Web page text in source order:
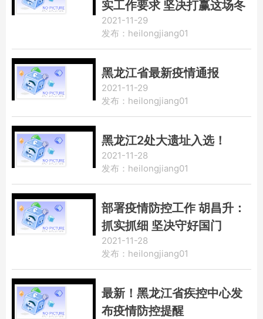
实工作要求 坚决打赢这场冬
季疫情防控遭遇战
2021-11-29
发布：heilongjiang01
黑龙江省最新疫情通报
2021-11-29
发布：heilongjiang01
黑龙江2处大遗址入选！
2021-11-28
发布：heilongjiang01
部署疫情防控工作 胡昌升：
抓实抓细 坚决守好国门
2021-11-28
发布：heilongjiang01
最新！黑龙江省疾控中心发
布疫情防控提醒